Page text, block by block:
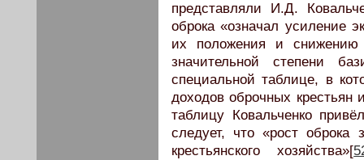
представляли И.Д.
оброка «означал усиление
их положения и снижению
значительной степени
специальной таблице, в
доходов оброчных крестьян
таблицу Ковальченко
следует, что «рост оброка
крестьянского хозяйства»[